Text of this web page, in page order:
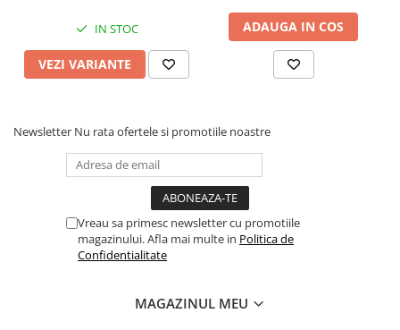
IN STOC
VEZI VARIANTE
ADAUGA IN COS
Newsletter Nu rata ofertele si promotiile noastre
Vreau sa primesc newsletter cu promotiile
magazinului. Afla mai multe in Politica de
Confidentialitate
MAGAZINUL MEU